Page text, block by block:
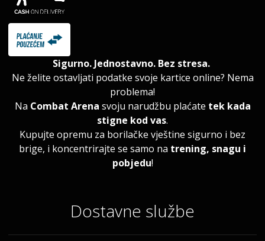
Sigurno. Jednostavno. Bez stresa.
Ne želite ostavljati podatke svoje kartice online? Nema
problema!
Na Combat Arena svoju narudžbu plaćate tek kada
stigne kod vas.
Kupujte opremu za borilačke vještine sigurno i bez
brige, i koncentrirajte se samo na trening, snagu i
pobjedu!
Dostavne službe